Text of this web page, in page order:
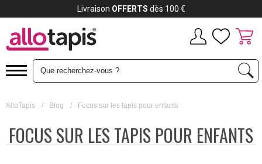
AlloTapis / Blog / Focus sur les tapis pour enfants
FOCUS SUR LES TAPIS POUR ENFANTS